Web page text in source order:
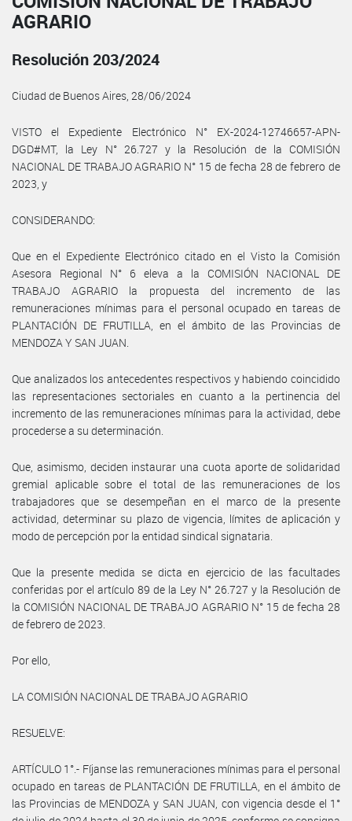
AGRARIO
Resolución 203/2024
Ciudad de Buenos Aires, 28/06/2024
VISTO el Expediente Electrónico N° EX-2024-12746657-APN-
DGD#MT, la Ley N° 26.727 y la Resolución de la COMISIÓN
NACIONAL DE TRABAJO AGRARIO N° 15 de fecha 28 de febrero de
2023, y
CONSIDERANDO:
Que en el Expediente Electrónico citado en el Visto la Comisión
Asesora Regional N° 6 eleva a la COMISIÓN NACIONAL DE
TRABAJO AGRARIO la propuesta del incremento de las
remuneraciones mínimas para el personal ocupado en tareas de
PLANTACIÓN DE FRUTILLA, en el ámbito de las Provincias de
MENDOZA Y SAN JUAN.
Que analizados los antecedentes respectivos y habiendo coincidido
las representaciones sectoriales en cuanto a la pertinencia del
incremento de las remuneraciones mínimas para la actividad, debe
procederse a su determinación.
Que, asimismo, deciden instaurar una cuota aporte de solidaridad
gremial aplicable sobre el total de las remuneraciones de los
trabajadores que se desempeñan en el marco de la presente
actividad, determinar su plazo de vigencia, límites de aplicación y
modo de percepción por la entidad sindical signataria.
Que la presente medida se dicta en ejercicio de las facultades
conferidas por el artículo 89 de la Ley N° 26.727 y la Resolución de
la COMISIÓN NACIONAL DE TRABAJO AGRARIO N° 15 de fecha 28
de febrero de 2023.
Por ello,
LA COMISIÓN NACIONAL DE TRABAJO AGRARIO
RESUELVE:
ARTÍCULO 1°.- Fíjanse las remuneraciones mínimas para el personal
ocupado en tareas de PLANTACIÓN DE FRUTILLA, en el ámbito de
las Provincias de MENDOZA y SAN JUAN, con vigencia desde el 1°